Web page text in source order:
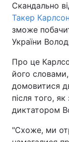
Скандально
Такер Карлсон
зможе
України
Про це
його словами,
домовитися
після того, як
диктатором
"Схоже, ми